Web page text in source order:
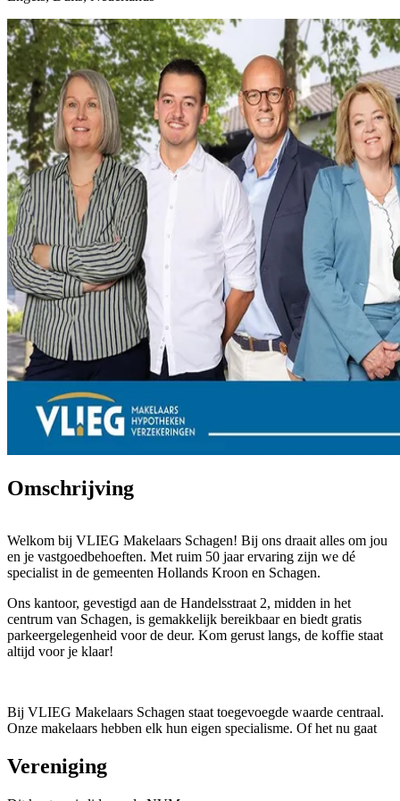
Omschrijving
Welkom bij VLIEG Makelaars Schagen! Bij ons draait alles om jou
en je vastgoedbehoeften. Met ruim 50 jaar ervaring zijn we dé
specialist in de gemeenten Hollands Kroon en Schagen.
Ons kantoor, gevestigd aan de Handelsstraat 2, midden in het
centrum van Schagen, is gemakkelijk bereikbaar en biedt gratis
parkeergelegenheid voor de deur. Kom gerust langs, de koffie staat
altijd voor je klaar!
Bij VLIEG Makelaars Schagen staat toegevoegde waarde centraal.
Onze makelaars hebben elk hun eigen specialisme. Of het nu gaat
adviseren bij projectontwikkeling. Focus, teamwork, het
onmogelijke mogelijk maken en gewone dingen ongewoon goed
Vereniging